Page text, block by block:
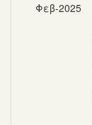
Φεβ-2025